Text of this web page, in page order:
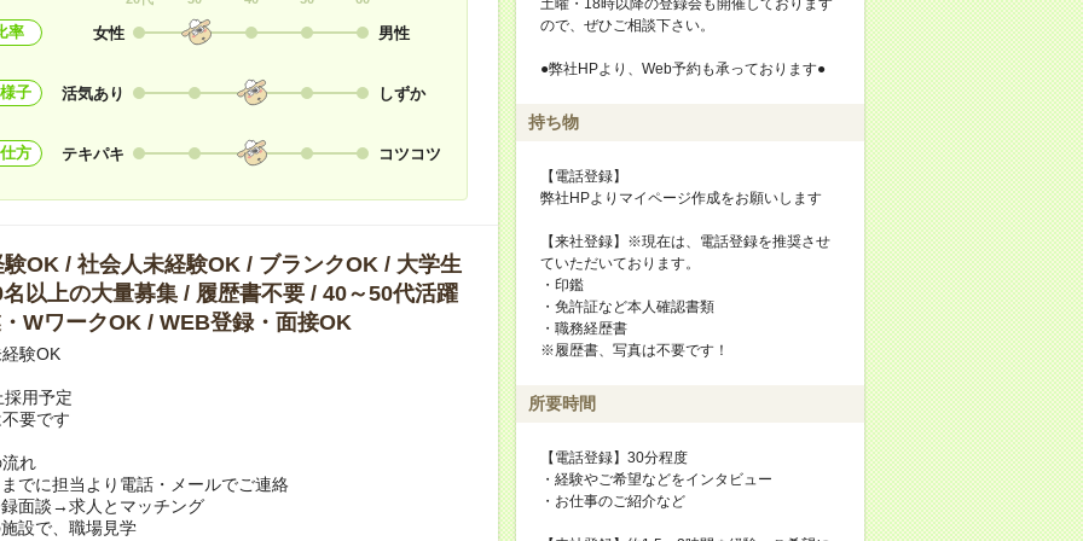
率 女性 男性
子 活気あり しずか
方 テキパキ コツコツ
OK / 社会人未経験OK / ブランクOK / 大学生
以上の大量募集 / 履歴書不要 / 40～50代活躍
WワークOK / WEB登録・面接OK
験OK
用予定
要です
れ
でに担当より電話・メールでご連絡
面談→求人とマッチング
設で、職場見学
ので、ぜひご相談下さい。
●弊社HPより、Web予約も承っております●
持ち物
【電話登録】
弊社HPよりマイページ作成をお願いします
【来社登録】※現在は、電話登録を推奨させ
ていただいております。
・印鑑
・免許証など本人確認書類
・職務経歴書
※履歴書、写真は不要です！
所要時間
【電話登録】30分程度
・経験やご希望などをインタビュー
・お仕事のご紹介など